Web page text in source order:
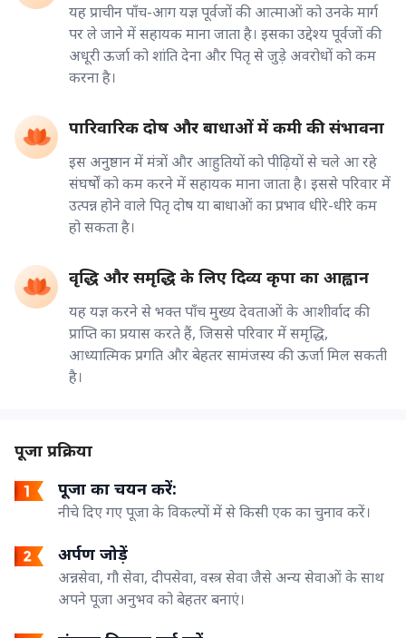
यह प्राचीन पाँच-आग यज्ञ पूर्वजों की आत्माओं को उनके मार्ग
पर ले जाने में सहायक माना जाता है। इसका उद्देश्य पूर्वजों की
अधूरी ऊर्जा को शांति देना और पितृ से जुड़े अवरोधों को कम
करना है।
पारिवारिक दोष और बाधाओं में कमी की संभावना
इस अनुष्ठान में मंत्रों और आहुतियों को पीढ़ियों से चले आ रहे
संघर्षों को कम करने में सहायक माना जाता है। इससे परिवार में
उत्पन्न होने वाले पितृ दोष या बाधाओं का प्रभाव धीरे-धीरे कम
हो सकता है।
वृद्धि और समृद्धि के लिए दिव्य कृपा का आह्वान
यह यज्ञ करने से भक्त पाँच मुख्य देवताओं के आशीर्वाद की
प्राप्ति का प्रयास करते हैं, जिससे परिवार में समृद्धि,
आध्यात्मिक प्रगति और बेहतर सामंजस्य की ऊर्जा मिल सकती
है।
पूजा प्रक्रिया
पूजा का चयन करें:
नीचे दिए गए पूजा के विकल्पों में से किसी एक का चुनाव करें।
अर्पण जोड़ें
अन्नसेवा, गौ सेवा, दीपसेवा, वस्त्र सेवा जैसे अन्य सेवाओं के साथ
अपने पूजा अनुभव को बेहतर बनाएं।